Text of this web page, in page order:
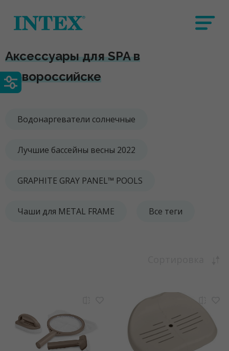
Аксессуары для SPA в
Новороссийске
Водонаргеватели солнечные
Лучшие бассейны весны 2022
GRAPHITE GRAY PANEL™ POOLS
Чаши для METAL FRAME Все теги